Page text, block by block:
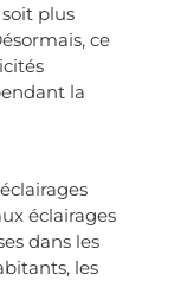
plus
ce
la
éclairages
dans les
les